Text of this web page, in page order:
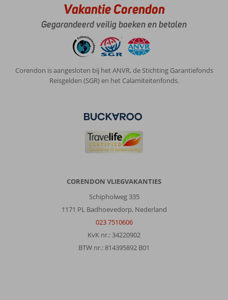
Vakantie Corendon
Gegarandeerd veilig boeken en betalen
Corendon is aangesloten bij het ANVR, de Stichting Garantiefonds
Reisgelden (SGR) en het Calamiteitenfonds.
CORENDON VLIEGVAKANTIES
Schipholweg 335
1171 PL Badhoevedorp, Nederland
023 7510606
KvK nr.: 34220902
BTW nr.: 814395892 B01